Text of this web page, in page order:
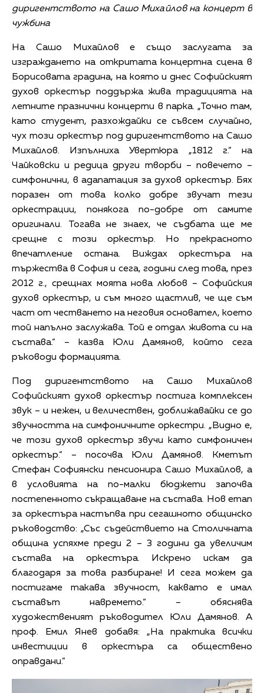
диригентството на Сашо Михайлов на концерт в
чужбина
На Сашо Михайлов е също заслугата за
изграждането на откритата концертна сцена в
Борисовата градина, на която и днес Софийският
духов оркестър поддържа жива традицията на
летните празнични концерти в парка. „Точно там,
като студент, разхождайки се съвсем случайно,
чух този оркестър под диригентството на Сашо
Михайлов. Изпълниха Увертюра „1812 г.“ на
Чайковски и редица други творби – повечето –
симфонични, в адапатация за духов оркестър. Бях
поразен от това колко добре звучат тези
оркестрации, понякога по-добре от самите
оригинали. Тогава не знаех, че съдбата ще ме
срещне с този оркестър. Но прекрасното
впечатление остана. Виждах оркестъра на
тържества в София и сега, години след това, през
2012 г., срещнах моята нова любов – Софийския
духов оркестър, и съм много щастлив, че ще съм
част от честването на неговия основател, което
той напълно заслужава. Той е отдал живота си на
състава.“ – казва Юли Дамянов, който сега
ръководи формацията.
Под диригентството на Сашо Михайлов
Софийският духов оркестър постига комплексен
звук – и нежен, и величествен, доближавайки се до
звучността на симфоничните оркестри. „Видно е,
че този духов оркестър звучи като симфоничен
оркестър.“ – посочва Юли Дамянов. Кметът
Стефан Софиянски пенсионира Сашо Михайлов, а
в условията на по-малки бюджети започва
постепенното съкращаване на състава. Нов етап
за оркестъра настъпва при сегашното общинско
ръководство: „Със съдействието на Столичната
община успяхме преди 2 – 3 години да увеличим
състава на оркестъра. Искрено искам да
благодаря за това разбиране! И сега можем да
постигаме такава звучност, каквато е имал
съставът навремето.“ – обяснява
художественият ръководител Юли Дамянов. А
проф. Емил Янев добавя: „На практика всички
инвестиции в оркестъра са обществено
оправдани.”